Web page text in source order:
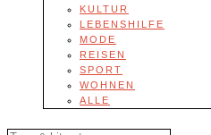
KULTUR
LEBENSHILFE
MODE
REISEN
SPORT
WOHNEN
ALLE